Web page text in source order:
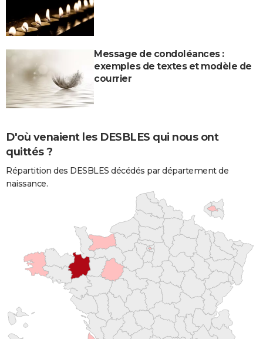
Message de condoléances :
exemples de textes et modèle de
courrier
D'où venaient les DESBLES qui nous ont
quittés ?
Répartition des DESBLES décédés par département de
naissance.